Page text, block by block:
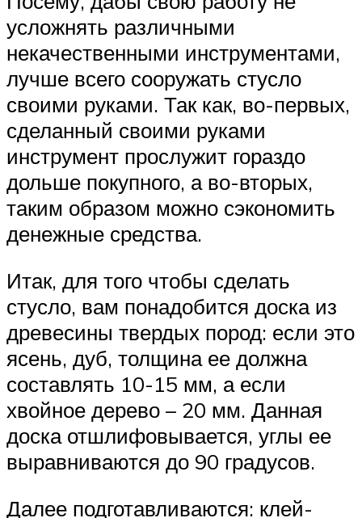
усложнять различными
некачественными инструментами,
лучше всего сооружать стусло
своими руками. Так как, во-первых,
сделанный своими руками
инструмент прослужит гораздо
дольше покупного, а во-вторых,
таким образом можно сэкономить
денежные средства.
Итак, для того чтобы сделать
стусло, вам понадобится доска из
древесины твердых пород: если это
ясень, дуб, толщина ее должна
составлять 10-15 мм, а если
хвойное дерево – 20 мм. Данная
доска отшлифовывается, углы ее
выравниваются до 90 градусов.
Далее подготавливаются: клей-